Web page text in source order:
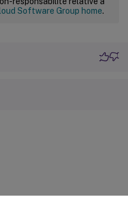
Software Group home.